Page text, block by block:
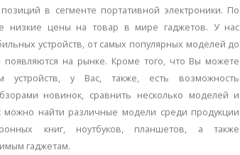
в сегменте портативной электроники. По
низкие цены на товар в мире гаджетов. У нас
устройств, от самых популярных моделей до
появляются на рынке. Кроме того, что Вы можете
устройств, у Вас, также, есть возможность
новинок, сравнить несколько моделей и
найти различные модели среди продукции
книг, ноутбуков, планшетов, а также
гаджетам.